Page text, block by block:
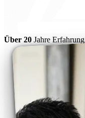
Über 20 Jahre Erfahrung